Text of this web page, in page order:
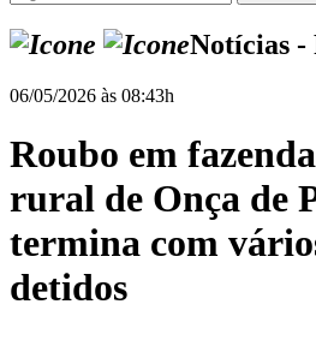
Notícias -
06/05/2026 às 08:43h
Roubo em
rural de Onça de
termina com
detidos